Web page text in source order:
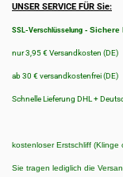
UNSER SERVICE FÜR Sie:
SSL-Verschlüsselung - Sichere
nur 3,95 € Versandkosten (DE)
ab 30 € versandkostenfrei (DE)
Schnelle Lieferung DHL +
kostenloser Erstschliff
Sie tragen lediglich die